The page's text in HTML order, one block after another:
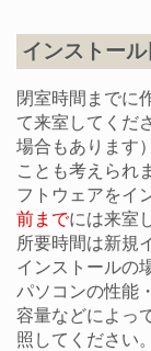
インストー
閉室時間までに
て来室してくだ
場合もあります
ことも考えられ
フトウェアをイ
前までには来室
所要時間は新規
インストールの
パソコンの性能
容量などによっ
照してください。